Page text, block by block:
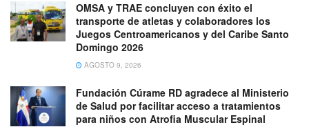
OMSA y TRAE concluyen con éxito el
transporte de atletas y colaboradores los
Juegos Centroamericanos y del Caribe Santo
Domingo 2026
AGOSTO 9, 2026
Fundación Cúrame RD agradece al Ministerio
de Salud por facilitar acceso a tratamientos
para niños con Atrofia Muscular Espinal